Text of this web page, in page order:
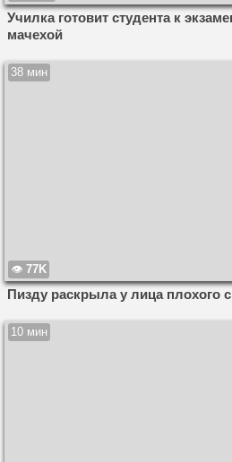
Училка готовит студента к
мачехой
38 мин
77K
Пизду раскрыла у лица плохого
10 мин